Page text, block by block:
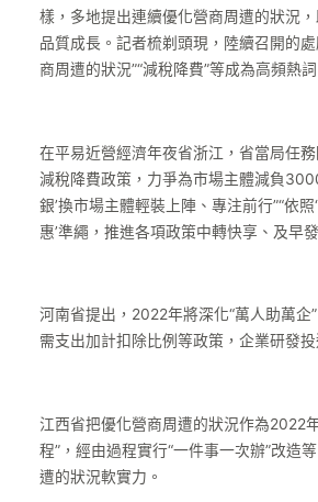
樣，多地提出連續優化營商周遭的狀況
品質成長。記者梳剃頭現，陸續召開的
商周遭的狀況”“減稅降費”等成為高頻熱詞
在平易近營經濟年夜省浙江，省當局任
減稅降費政策，力爭為市場主體減負
銀’換市場主體輕裝上陣、專注前行”“依
惠’準繩，推進各項政策中轉快享、及早發
河南省提出，2022年將深化“萬人助萬企
需支出加計扣除比例等政策，企業研發投
江西省把優化營商周遭的狀況作為2022
程”，經由過程實行“一件事一次辦”改造
遭的狀況軟實力。